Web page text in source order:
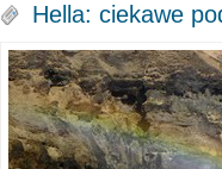
Hella: ciekawe